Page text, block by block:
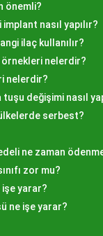
İstanbul
hizmete
porsiyon
uygun olup,
bir deneyim
çeşitli fiyat
bütçenize uygun
önemli?
nasıl yapılır?
ilaç kullanılır?
örnekleri nelerdir?
nelerdir?
değişimi nasıl
serbest?
ne zaman
zor mu?
işe yarar?
ne işe yarar?